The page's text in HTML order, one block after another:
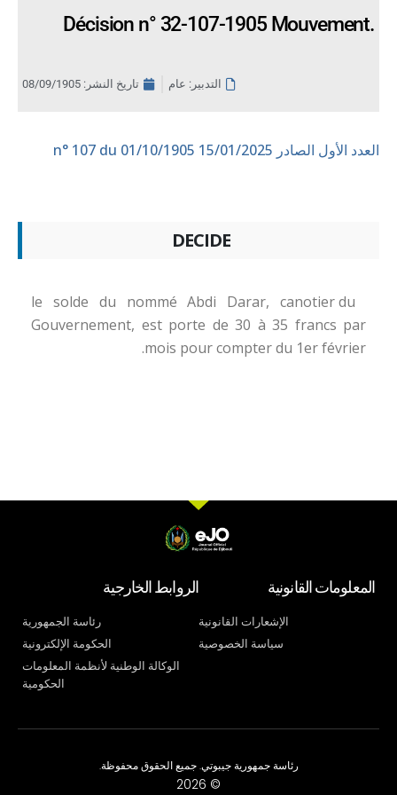
Décision n° 32-107-1905 Mouvement.
التدبير: عام تاريخ النشر: 08/09/1905
العدد الأول الصادر 15/01/2025
DECIDE
le solde du nommé Abdi Darar, canotier du
Gouvernement, est porte de 30 à 35 francs par
mois pour compter du 1er février.
المعلومات القانونية
الإشعارات القانونية
سياسة الخصوصية
الروابط الخارجية
رئاسة الجمهورية
الحكومة الإلكترونية
الوكالة الوطنية لأنظمة المعلومات
الحكومية
رئاسة جمهورية جيبوتي. جميع الحقوق محفوظة.
© 2026